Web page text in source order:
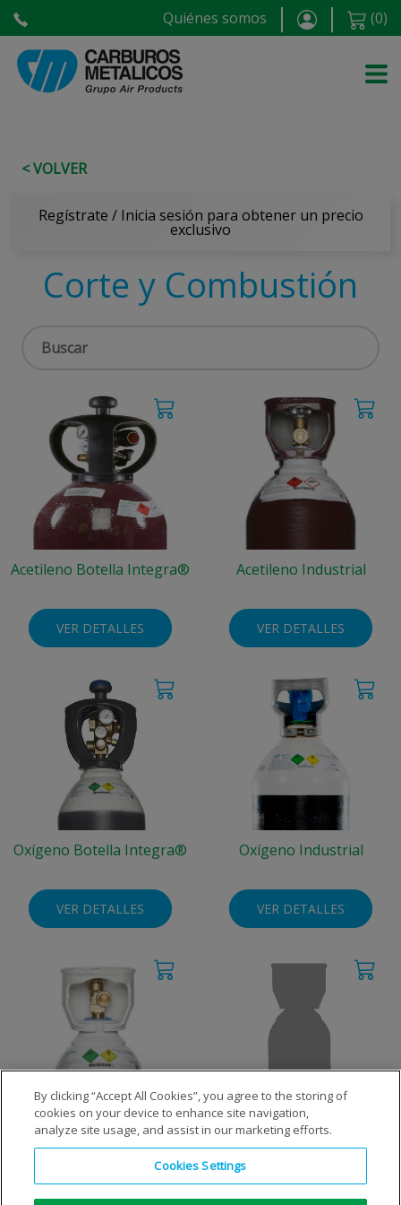
Quiénes somos (0)
< VOLVER
Regístrate / Inicia sesión para obtener un precio
exclusivo
Corte y Combustión
Acetileno Botella Integra®
VER DETALLES
Acetileno Industrial
VER DETALLES
Oxígeno Botella Integra®
VER DETALLES
Oxígeno Industrial
VER DETALLES
Oxígeno Técnico
VER DETALLES
Propano
VER DETALLES
By clicking “Accept All Cookies”, you agree to the storing of
cookies on your device to enhance site navigation,
analyze site usage, and assist in our marketing efforts.
Cookies Settings